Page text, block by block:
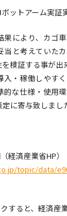
ボットアーム実証
果により、カゴ
当と考えていた
検証する事が出
入・稼働しやす
的な仕様・使用
に寄与致しまし
経済産業省HP）
topic/data/
すると、経済産